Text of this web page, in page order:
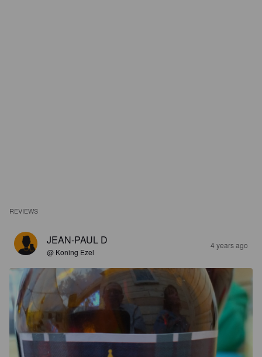
REVIEWS
JEAN-PAUL D
@ Koning Ezel
4 years ago